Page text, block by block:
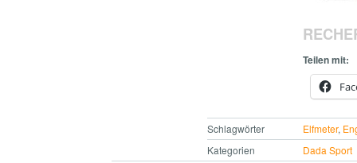
Teilen mit:
Schlagwörter Elfmeter,
Kategorien
Dada Sport